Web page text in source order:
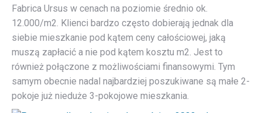
Fabrica Ursus w cenach na poziomie średnio ok.
12.000/m2. Klienci bardzo często dobierają jednak dla
siebie mieszkanie pod kątem ceny całościowej, jaką
muszą zapłacić a nie pod kątem kosztu m2. Jest to
również połączone z możliwościami finansowymi. Tym
samym obecnie nadal najbardziej poszukiwane są małe 2-
pokoje już nieduże 3-pokojowe mieszkania.